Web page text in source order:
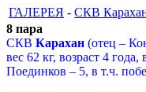
ГАЛЕРЕЯ - СКВ
8 пара
СКВ Карахан (отец –
вес 62 кг, возраст 4 года,
Поединков – 5, в т.ч.